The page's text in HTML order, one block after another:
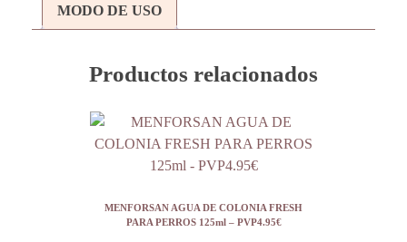
MODO DE USO
Productos relacionados
MENFORSAN AGUA DE COLONIA FRESH
PARA PERROS 125ml – PVP4.95€